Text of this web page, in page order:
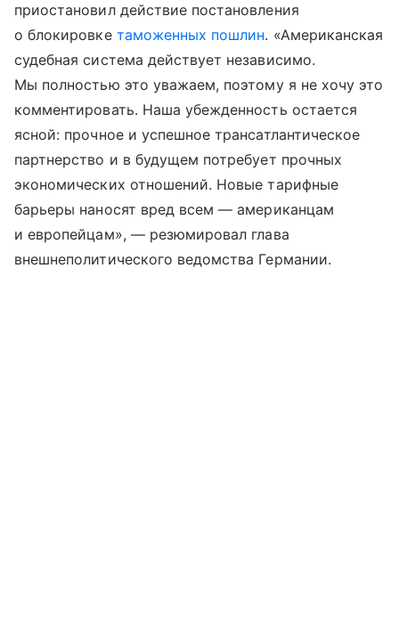
приостановил действие постановления
о блокировке таможенных пошлин. «Американская
судебная система действует независимо.
Мы полностью это уважаем, поэтому я не хочу это
комментировать. Наша убежденность остается
ясной: прочное и успешное трансатлантическое
партнерство и в будущем потребует прочных
экономических отношений. Новые тарифные
барьеры наносят вред всем — американцам
и европейцам», — резюмировал глава
внешнеполитического ведомства Германии.